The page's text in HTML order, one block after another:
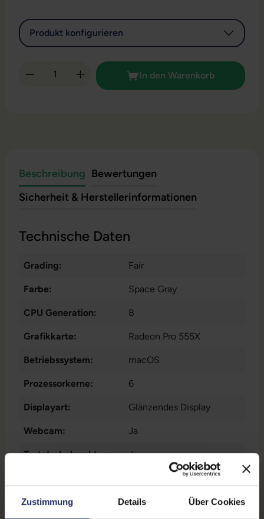
Zustimmung Details Über Cookies
Produkt konfigurieren
Produkt Anzahl: Gib den gewünschten
In den Warenkorb
Beschreibung Bewertungen
Sicherheit & Herstellerinformationen
Technische Daten
Grading: Fair
Farbe: Space Gray
CPU Generation: 8
Grafikkarte: Radeon Pro 555X
Betriebssystem: macOS
Prozessorkerne: 6
Displayart: Glänzendes Display
Webcam: Ja
Tastaturbeleuchtung: Ja
1x Audio - Ausgang - 3.5
LAN , 4x Thunderbolt